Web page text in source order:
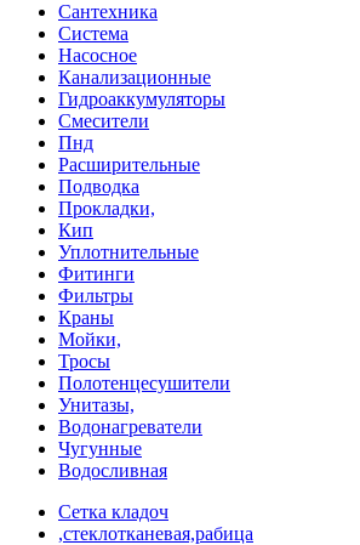
Сантехника
Система
Насосное
Канализационные
Гидроаккумуляторы
Смесители
Пнд
Расширительные
Подводка
Прокладки,
Кип
Уплотнительные
Фитинги
Фильтры
Краны
Мойки,
Тросы
Полотенцесушители
Унитазы,
Водонагреватели
Чугунные
Водосливная
Сетка кладоч
,стеклотканевая,рабица